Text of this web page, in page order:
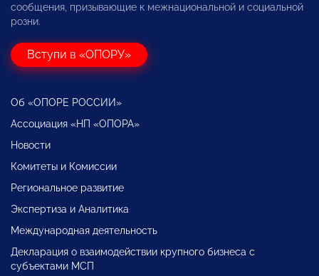
сообщения, призывающие к межнациональной и социальной
розни.
Вступи в «ОПОРУ»
Об «ОПОРЕ РОССИИ»
Ассоциация «НП «ОПОРА»
Новости
Комитеты и Комиссии
Региональное развитие
Экспертиза и Аналитика
Международная деятельность
Декларация о взаимодействии крупного бизнеса с
субъектами МСП